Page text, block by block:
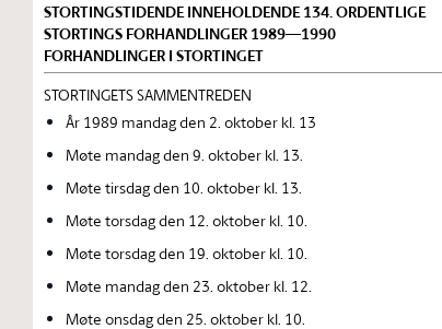
STORTINGSTIDENDE INNEHOLDENDE 134. ORDENTLIGE
STORTINGS FORHANDLINGER 1989—1990
FORHANDLINGER I STORTINGET
STORTINGETS SAMMENTREDEN
År 1989 mandag den 2. oktober kl. 13
Møte mandag den 9. oktober kl. 13.
Møte tirsdag den 10. oktober kl. 13.
Møte torsdag den 12. oktober kl. 10.
Møte torsdag den 19. oktober kl. 10.
Møte mandag den 23. oktober kl. 12.
Møte onsdag den 25. oktober kl. 10.